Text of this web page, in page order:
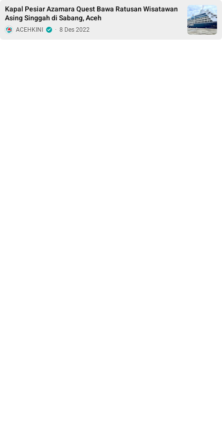
Kapal Pesiar Azamara Quest Bawa Ratusan Wisatawan
Asing Singgah di Sabang, Aceh
ACEHKINI · 8 Des 2022